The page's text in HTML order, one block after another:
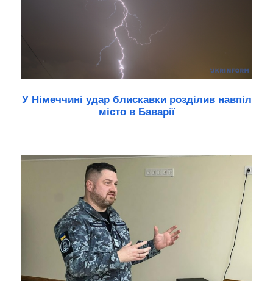
У Німеччині удар блискавки розділив навпіл
місто в Баварії